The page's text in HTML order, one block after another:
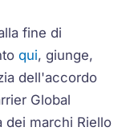
fine di
qui, giunge,
dell'accordo
Global
dei marchi Riello